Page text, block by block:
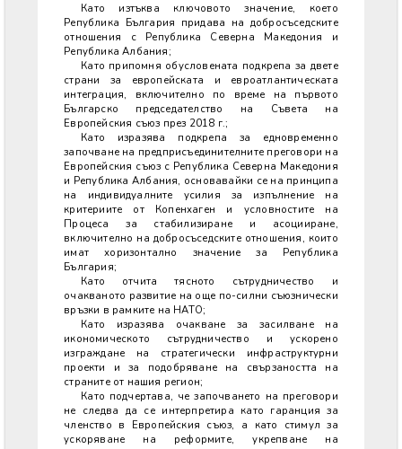
Като изтъква ключовото значение, което
Република България придава на добросъседските
отношения с Република Северна Македония и
Република Албания;
Като припомня обусловената подкрепа за двете
страни за европейската и евроатлантическата
интеграция, включително по време на първото
Българско председателство на Съвета на
Европейския съюз през 2018 г.;
Като изразява подкрепа за едновременно
започване на предприсъединителните преговори на
Европейския съюз с Република Северна Македония
и Република Албания, основавайки се на принципа
на индивидуалните усилия за изпълнение на
критериите от Копенхаген и условностите на
Процеса за стабилизиране и асоцииране,
включително на добросъседските отношения, които
имат хоризонтално значение за Република
България;
Като отчита тясното сътрудничество и
очакваното развитие на още по-силни съюзнически
връзки в рамките на НАТО;
Като изразява очакване за засилване на
икономическото сътрудничество и ускорено
изграждане на стратегически инфраструктурни
проекти и за подобряване на свързаността на
страните от нашия регион;
Като подчертава, че започването на преговори
не следва да се интерпретира като гаранция за
членство в Европейския съюз, а като стимул за
ускоряване на реформите, укрепване на